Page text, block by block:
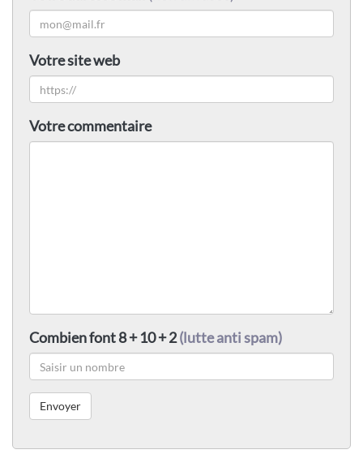
Votre site web
Votre commentaire
Combien font 8 + 10 + 2(lutte anti spam)